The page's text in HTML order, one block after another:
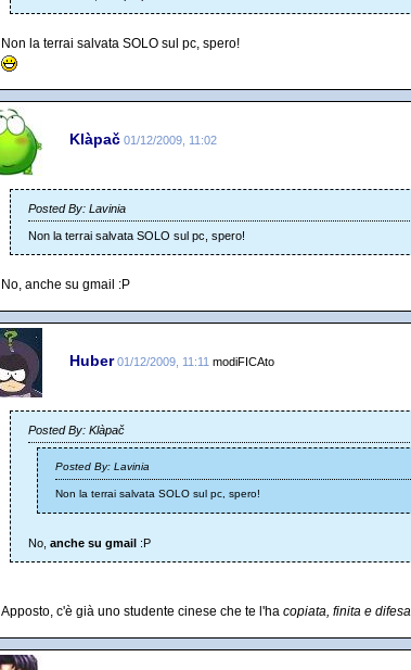
Non la terrai salvata SOLO sul pc, spero!
Klàpač 01/12/2009, 11:02
Posted By: Lavinia
Non la terrai salvata SOLO sul pc, spero!
No, anche su gmail :P
Huber 01/12/2009, 11:11 modiFICAto
Posted By: Klàpač
Posted By: Lavinia
Non la terrai salvata SOLO sul pc, spero!
No, anche su gmail :P
Apposto, c'è già uno studente cinese che te l'ha copiata, finita e difesa.